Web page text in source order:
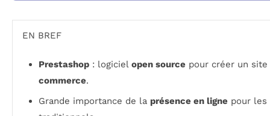
EN BREF
Prestashop : logiciel open source pour créer un
commerce.
Grande importance de la présence en ligne pour les